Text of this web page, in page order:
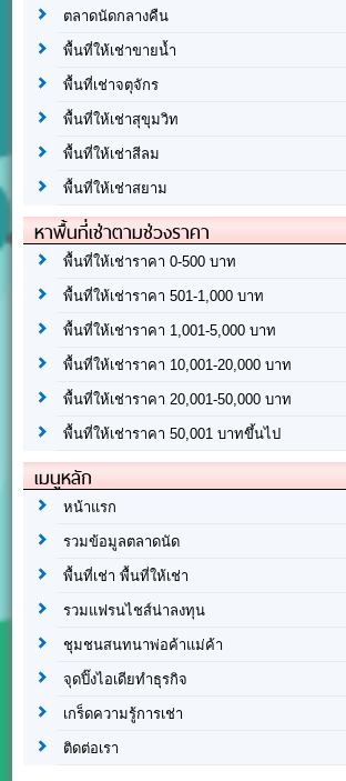
ตลาดนัดกลางคืน
พื้นที่ให้เช่าขายน้ำ
พื้นที่เช่าจตุจักร
พื้นที่ให้เช่าสุขุมวิท
พื้นที่ให้เช่าสีลม
พื้นที่ให้เช่าสยาม
หาพื้นที่เช่าตามช่วงราคา
พื้นที่ให้เช่าราคา 0-500 บาท
พื้นที่ให้เช่าราคา 501-1,000 บาท
พื้นที่ให้เช่าราคา 1,001-5,000 บาท
พื้นที่ให้เช่าราคา 10,001-20,000 บาท
พื้นที่ให้เช่าราคา 20,001-50,000 บาท
พื้นที่ให้เช่าราคา 50,001 บาทขึ้นไป
เมนูหลัก
หน้าแรก
รวมข้อมูลตลาดนัด
พื้นที่เช่า พื้นที่ให้เช่า
รวมแฟรนไชส์น่าลงทุน
ชุมชนสนทนาพ่อค้าแม่ค้า
จุดปิ๊งไอเดียทำธุรกิจ
เกร็ดความรู้การเช่า
ติดต่อเรา